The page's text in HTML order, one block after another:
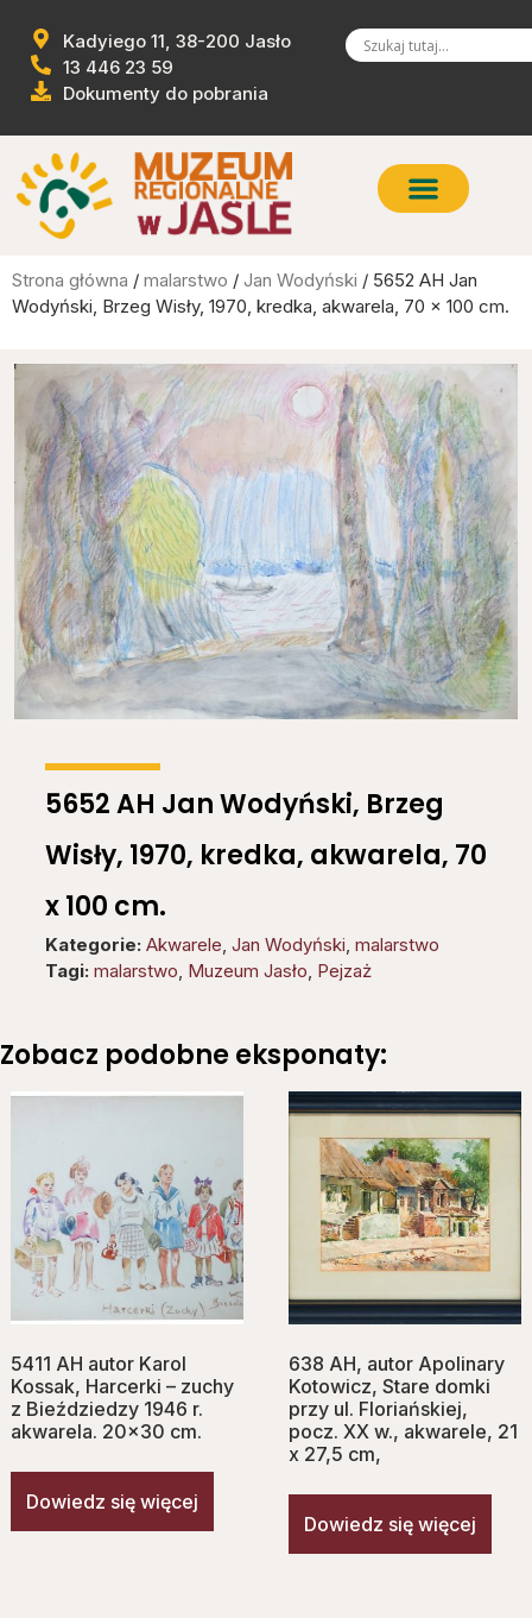
Kadyiego 11, 38-200 Jasło
13 446 23 59
Dokumenty do pobrania
Strona główna / malarstwo / Jan Wodyński / 5652 AH Jan
Wodyński, Brzeg Wisły, 1970, kredka, akwarela, 70 x 100 cm.
5652 AH Jan Wodyński, Brzeg
Wisły, 1970, kredka, akwarela, 70
x 100 cm.
Kategorie: Akwarele, Jan Wodyński, malarstwo
Tagi: malarstwo, Muzeum Jasło, Pejzaż
Zobacz podobne eksponaty:
5411 AH autor Karol
Kossak, Harcerki – zuchy
z Bieździedzy 1946 r.
akwarela. 20×30 cm.
Dowiedz się więcej
638 AH, autor Apolinary
Kotowicz, Stare domki
przy ul. Floriańskiej,
pocz. XX w., akwarele, 21
x 27,5 cm,
Dowiedz się więcej